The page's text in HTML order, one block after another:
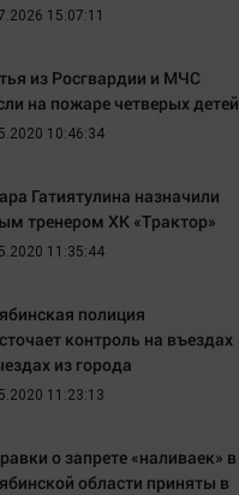
15:07:11
из Росгвардии и МЧС
на пожаре четверых детей
10:46:34
Гатиятулина назначили
тренером ХК «Трактор»
11:35:44
полиция
контроль на въездах
из города
11:23:13
о запрете «наливаек» в
области приняты в